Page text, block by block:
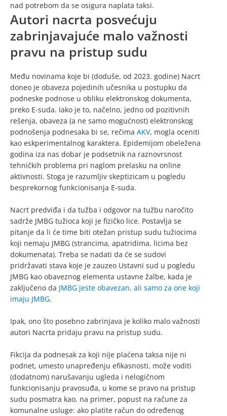
nad potrebom da se osigura naplata taksi.
Autori nacrta posvećuju
zabrinjavajuće malo važnosti
pravu na pristup sudu
Među novinama koje bi (doduše, od 2023. godine) Nacrt
doneo je obaveza pojedinih učesnika u postupku da
podneske podnose u obliku elektronskog dokumenta,
preko E-suda. Iako je to, načelno, jedno od pozitivnih
rešenja, obaveza (a ne samo mogućnost) elektronskog
podnošenja podnesaka bi se, rečima AKV, mogla oceniti
kao eskperimentalnog karaktera. Epidemijom obeležena
godina iza nas dobar je podsetnik na raznovrsnost
tehničkih problema pri naglom prelasku na online
aktivnosti. Stoga je razumljiv skeptizicam u pogledu
besprekornog funkcionisanja E-suda.
Nacrt predviđa i da tužba i odgovor na tužbu naročito
sadrže JMBG tužioca koji je fizičko lice. Postavlja se
pitanje da li će time biti otežan pristup sudu tužiocima
koji nemaju JMBG (strancima, apatridima, licima bez
dokumenata). Treba se nadati da će se sudovi
pridržavati stava koje je zauzeo Ustavni sud u pogledu
JMBG kao obaveznog elementa ustavne žalbe, kada je
zaključeno da JMBG jeste obavezan, ali samo za one koji
imaju JMBG.
Ipak, ono što posebno zabrinjava je koliko malo važnosti
autori Nacrta pridaju pravu na pristup sudu.
Fikcija da podnesak za koji nije plaćena taksa nije ni
podnet, umesto unapređenju efikasnosti, može voditi
(dodatnom) narušavanju ugleda i nelogičnom
funkcionisanju pravosuđa, u kome se pravo na pristup
sudu posmatra kao, na primer, popust na račune za
komunalne usluge: ako platite račun do određenog